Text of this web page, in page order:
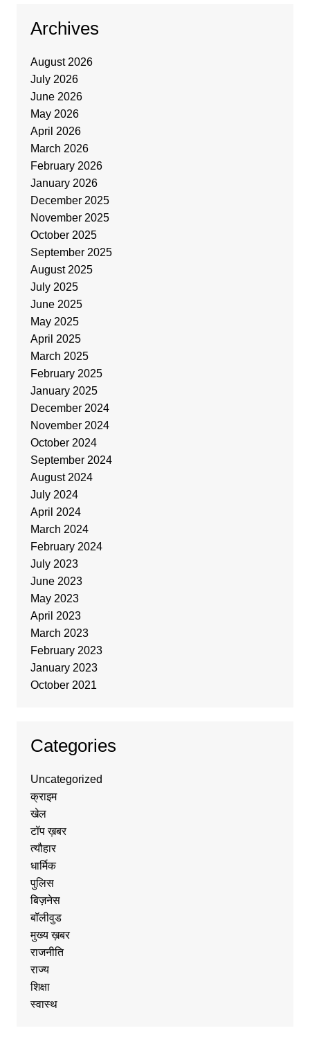
Archives
August 2026
July 2026
June 2026
May 2026
April 2026
March 2026
February 2026
January 2026
December 2025
November 2025
October 2025
September 2025
August 2025
July 2025
June 2025
May 2025
April 2025
March 2025
February 2025
January 2025
December 2024
November 2024
October 2024
September 2024
August 2024
July 2024
April 2024
March 2024
February 2024
July 2023
June 2023
May 2023
April 2023
March 2023
February 2023
January 2023
October 2021
Categories
Uncategorized
क्राइम
खेल
टॉप ख़बर
त्यौहार
धार्मिक
पुलिस
बिज़नेस
बॉलीवुड
मुख्य ख़बर
राजनीति
राज्य
शिक्षा
स्वास्थ